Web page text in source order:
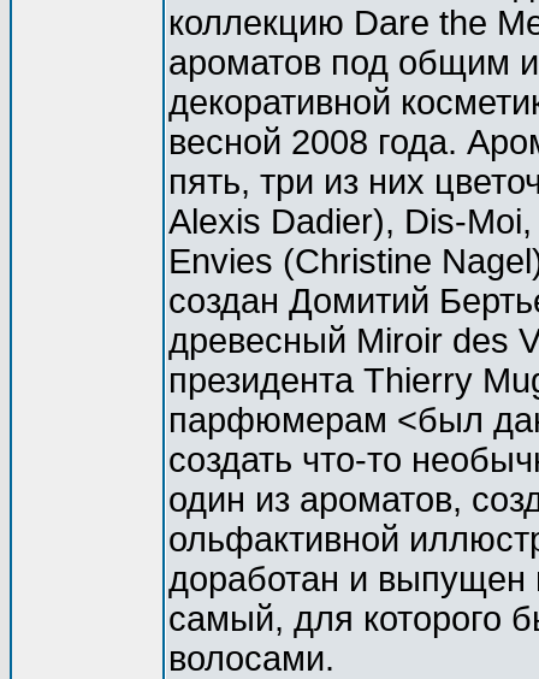
коллекцию Dare the
ароматов под общим
декоративной
весной 2008 года.
пять, три из них
Alexis Dadier), Dis-
Envies (Christine
создан Домитий
древесный Miroir des
президента Thierry
парфюмерам <был
создать что-то
один из ароматов,
ольфактивной
доработан и выпущен
самый, для которого
волосами.